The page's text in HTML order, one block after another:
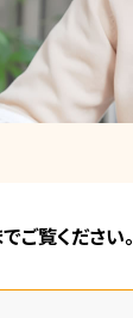
ご覧ください。